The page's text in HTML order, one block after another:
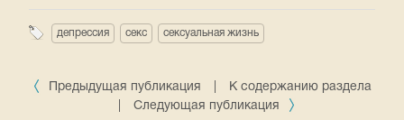
депрессия секс сексуальная жизнь
Предыдущая публикация
К содержанию раздела
Следующая публикация